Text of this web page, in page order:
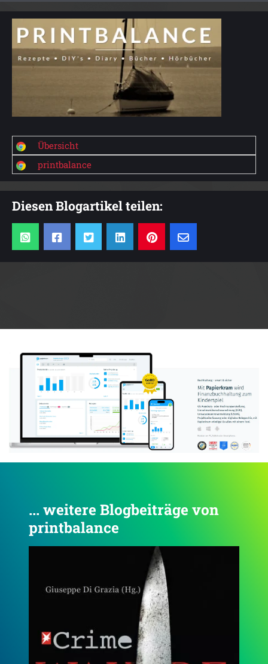
Übersicht
printbalance
Diesen Blogartikel teilen:
... weitere Blogbeiträge von
printbalance